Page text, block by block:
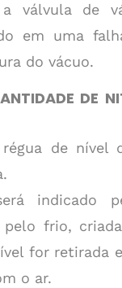
válvula de
em uma
do vácuo.
DE
de nível
indicado
pelo frio,
for retirada
o ar.